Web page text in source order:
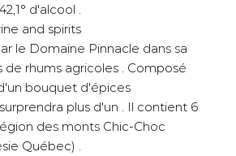
d'alcool .
and spirits
le Domaine Pinnacle dans sa
rhums agricoles . Composé
bouquet d'épices
plus d'un . Il contient 6
des monts Chic-Choc
Québec) .